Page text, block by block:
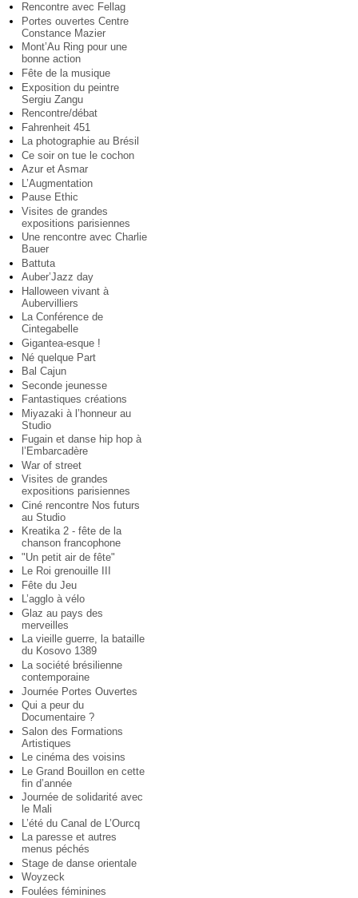
Rencontre avec Fellag
Portes ouvertes Centre
Constance Mazier
Mont’Au Ring pour une
bonne action
Fête de la musique
Exposition du peintre
Sergiu Zangu
Rencontre/débat
Fahrenheit 451
La photographie au Brésil
Ce soir on tue le cochon
Azur et Asmar
L’Augmentation
Pause Ethic
Visites de grandes
expositions parisiennes
Une rencontre avec Charlie
Bauer
Battuta
Auber’Jazz day
Halloween vivant à
Aubervilliers
La Conférence de
Cintegabelle
Gigantea-esque !
Né quelque Part
Bal Cajun
Seconde jeunesse
Fantastiques créations
Miyazaki à l’honneur au
Studio
Fugain et danse hip hop à
l’Embarcadère
War of street
Visites de grandes
expositions parisiennes
Ciné rencontre Nos futurs
au Studio
Kreatika 2 - fête de la
chanson francophone
"Un petit air de fête"
Le Roi grenouille III
Fête du Jeu
L’agglo à vélo
Glaz au pays des
merveilles
La vieille guerre, la bataille
du Kosovo 1389
La société brésilienne
contemporaine
Journée Portes Ouvertes
Qui a peur du
Documentaire ?
Salon des Formations
Artistiques
Le cinéma des voisins
Le Grand Bouillon en cette
fin d’année
Journée de solidarité avec
le Mali
L’été du Canal de L’Ourcq
La paresse et autres
menus péchés
Stage de danse orientale
Woyzeck
Foulées féminines